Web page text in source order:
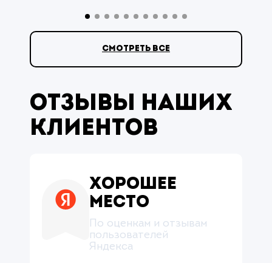
смотреть все
Отзывы наших
клиентов
Хорошее
место
По оценкам и отзывам
пользователей
Яндекса